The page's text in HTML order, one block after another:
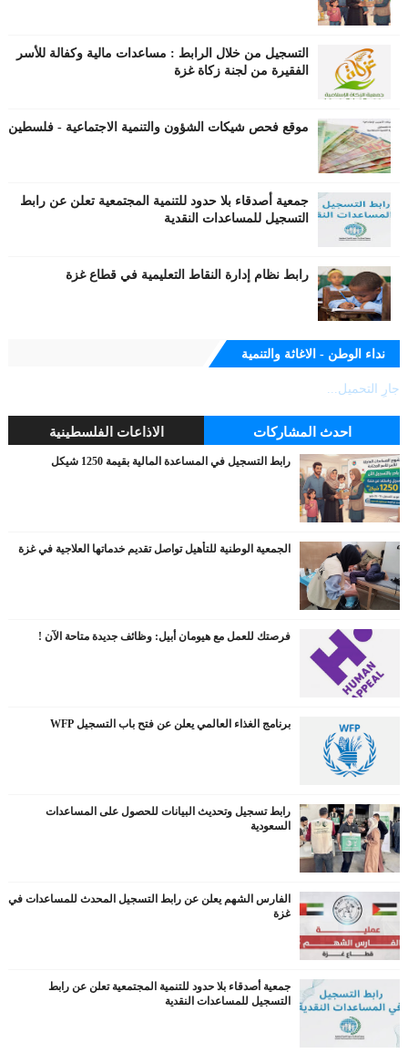
التسجيل من خلال الرابط : مساعدات مالية وكفالة للأسر
الفقيرة من لجنة زكاة غزة
موقع فحص شيكات الشؤون والتنمية الاجتماعية - فلسطين
جمعية أصدقاء بلا حدود للتنمية المجتمعية تعلن عن رابط
التسجيل للمساعدات النقدية
رابط نظام إدارة النقاط التعليمية في قطاع غزة
نداء الوطن - الاغاثة والتنمية
جارٍ التحميل...
احدث المشاركات الاذاعات الفلسطينية
رابط التسجيل في المساعدة المالية بقيمة 1250 شيكل
الجمعية الوطنية للتأهيل تواصل تقديم خدماتها العلاجية في غزة
فرصتك للعمل مع هيومان أبيل: وظائف جديدة متاحة الآن !
برنامج الغذاء العالمي يعلن عن فتح باب التسجيل WFP
رابط تسجيل وتحديث البيانات للحصول على المساعدات
السعودية
الفارس الشهم يعلن عن رابط التسجيل المحدث للمساعدات في
غزة
جمعية أصدقاء بلا حدود للتنمية المجتمعية تعلن عن رابط
التسجيل للمساعدات النقدية